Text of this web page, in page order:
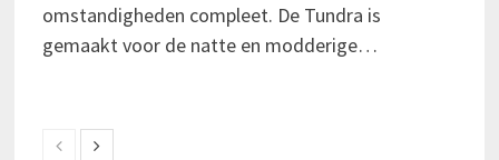
omstandigheden compleet. De Tundra is
gemaakt voor de natte en modderige…